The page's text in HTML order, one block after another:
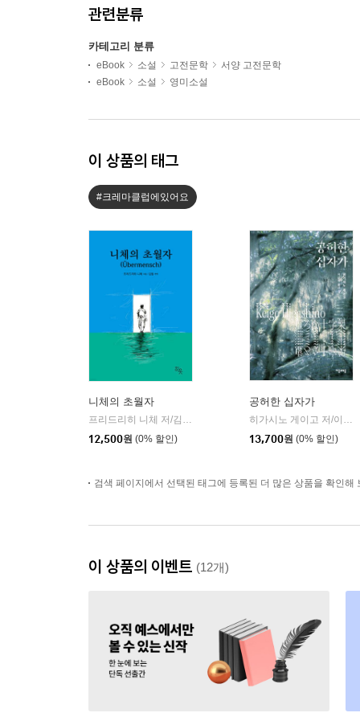
관련분류
카테고리 분류
eBook 소설 고전문학
서양 고전문학
eBook
소설 영미소설
이 상품의 태그
#크레마클럽에있어요
니체의 초월자
프리드리히 니체 저/김철 편역
12,500원 (0% 할인)
공허한 십자가
히가시노 게이고 저/이선희 역
13,700원 (0% 할인)
검색 페이지에서 선택된 태그에 등록된 더 많은 상품을 확인해
이 상품의 이벤트 (12개)